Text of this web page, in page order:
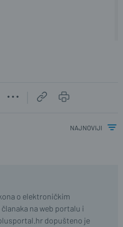
najnoviji
o elektroničkim
na web portalu i
dopušteno je